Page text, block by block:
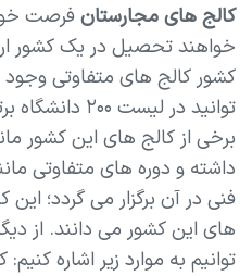
کالج های مجارستانفرصت
خواهند تحصیل در یک کشور
کشور کالج های متفاوتی وجود
توانید در لیست
برخی از کالج های این کشور
داشته و دوره های متفاوتی
فنی در آن برگزار می گردد؛ این
های این کشور می دانند. از
توانیم به موارد زیر اشاره کنیم: